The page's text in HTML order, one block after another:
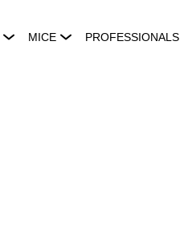
MICE PROFESSIONALS